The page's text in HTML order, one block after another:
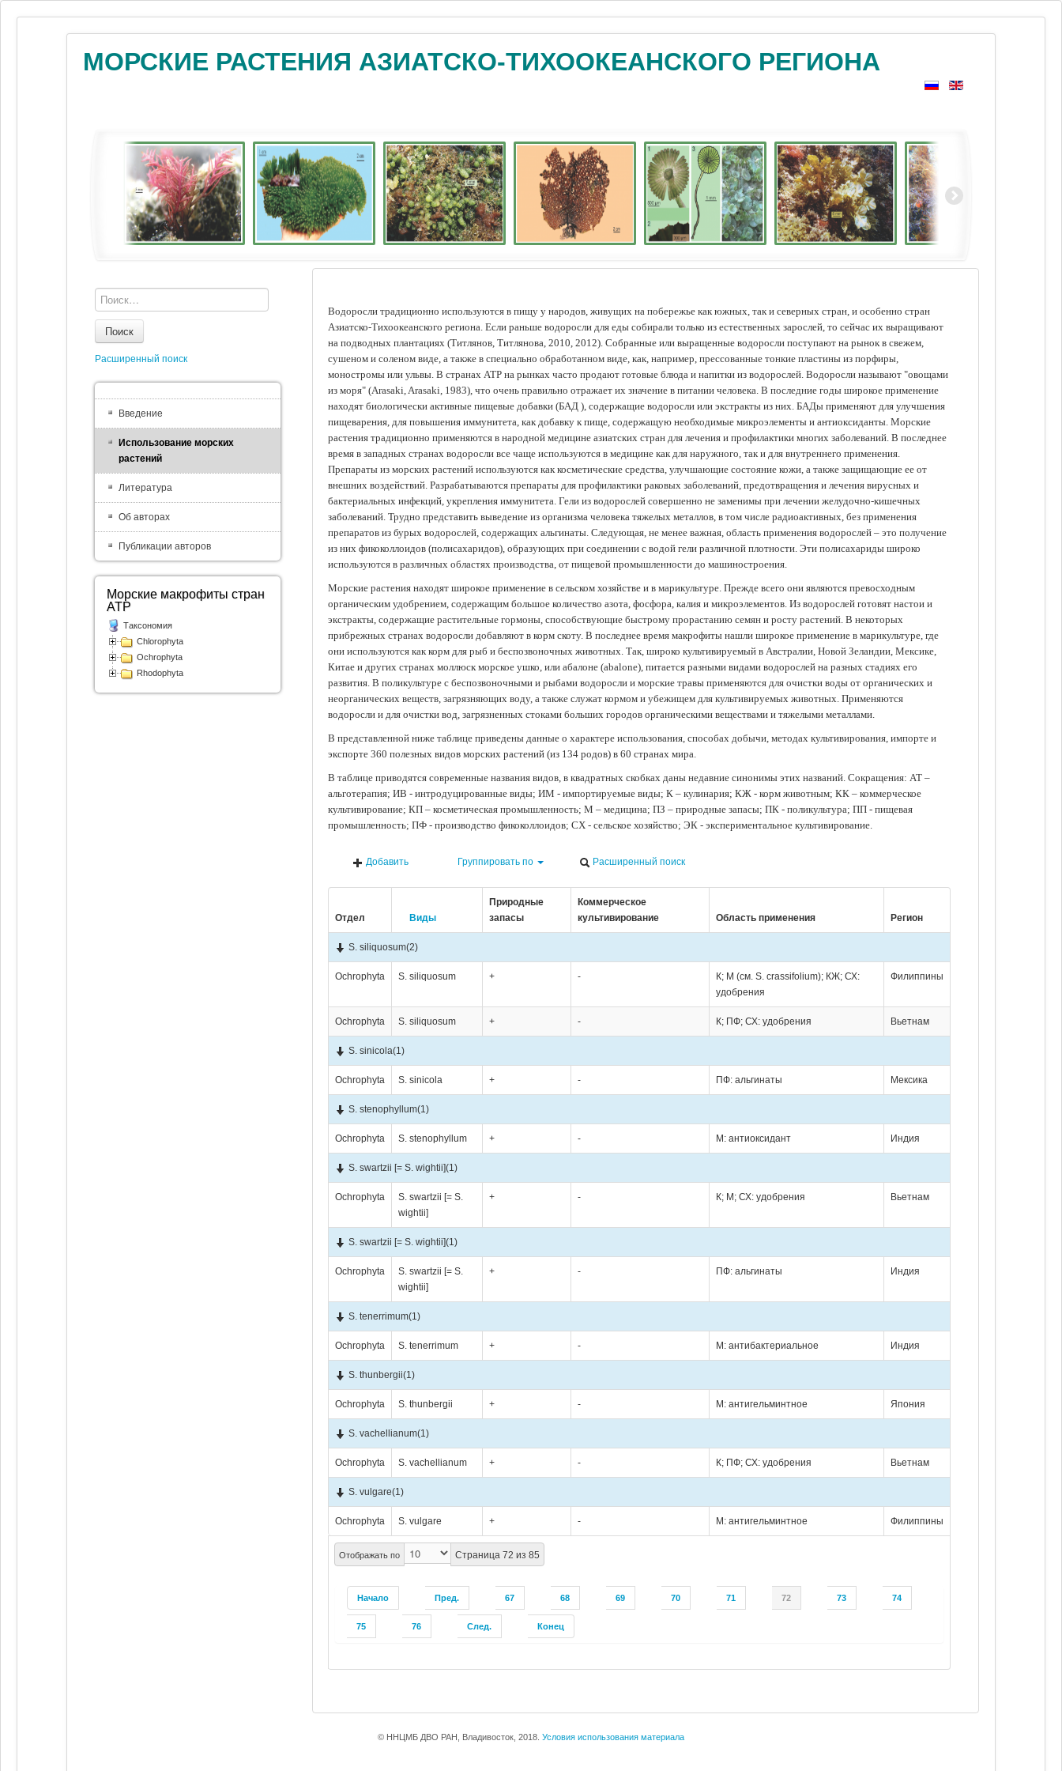
МОРСКИЕ РАСТЕНИЯ АЗИАТСКО-ТИХООКЕАНСКОГО РЕГИОНА
Водоросли традиционно используются в пищу у народов, живущих на побережье как южных, так и северных стран, и особенно стран
Азиатско-Тихоокеанского региона. Если раньше водоросли для еды собирали только из естественных зарослей, то сейчас их выращивают
на подводных плантациях (Tитлянов, Титлянова, 2010, 2012). Собранные или выращенные водоросли поступают на рынок в свежем,
сушеном и соленом виде, а также в специально обработанном виде, как, например, прессованные тонкие пластины из порфиры,
моностромы или ульвы. В странах АТР на рынках часто продают готовые блюда и напитки из водорослей. Водоросли называют "овощами
из моря" (Arasaki, Arasaki, 1983), что очень правильно отражает их значение в питании человека. В последние годы широкое применение
находят биологически активные пищевые добавки (БАД ), содержащие водоросли или экстракты из них. БАДы применяют для улучшения
пищеварения, для повышения иммунитета, как добавку к пище, содержащую необходимые микроэлементы и антиоксиданты. Морские
растения традиционно применяются в народной медицине азиатских стран для лечения и профилактики многих заболеваний. В последнее
время в западных странах водоросли все чаще используются в медицине как для наружного, так и для внутреннего применения.
Препараты из морских растений используются как косметические средства, улучшающие состояние кожи, а также защищающие ее от
внешних воздействий. Разрабатываются препараты для профилактики раковых заболеваний, предотвращения и лечения вирусных и
бактериальных инфекций, укрепления иммунитета. Гели из водорослей совершенно не заменимы при лечении желудочно-кишечных
заболеваний. Трудно представить выведение из организма человека тяжелых металлов, в том числе радиоактивных, без применения
препаратов из бурых водорослей, содержащих альгинаты. Следующая, не менее важная, область применения водорослей – это получение
из них фикоколлоидов (полисахаридов), образующих при соединении с водой гели различной плотности. Эти полисахариды широко
используются в различных областях производства, от пищевой промышленности до машиностроения.
Морские растения находят широкое применение в сельском хозяйстве и в марикультуре. Прежде всего они являются превосходным
органическим удобрением, содержащим большое количество азота, фосфора, калия и микроэлементов. Из водорослей готовят настои и
экстракты, содержащие растительные гормоны, способствующие быстрому прорастанию семян и росту растений. В некоторых
прибрежных странах водоросли добавляют в корм скоту. В последнее время макрофиты нашли широкое применение в марикультуре, где
они используются как корм для рыб и беспозвоночных животных. Так, широко культивируемый в Австралии, Новой Зеландии, Мексике,
Китае и других странах моллюск морское ушко, или абалоне (abalone), питается разными видами водорослей на разных стадиях его
развития. В поликультуре с беспозвоночными и рыбами водоросли и морские травы применяются для очистки воды от органических и
неорганических веществ, загрязняющих воду, а также служат кормом и убежищем для культивируемых животных. Применяются
водоросли и для очистки вод, загрязненных стоками больших городов органическими веществами и тяжелыми металлами.
В представленной ниже таблице приведены данные о характере использования, способах добычи, методах культивирования, импорте и
экспорте 360 полезных видов морских растений (из 134 родов) в 60 странах мира.
В таблице приводятся современные названия видов, в квадратных скобках даны недавние синонимы этих названий. Сокращения: АТ –
альготерапия; ИВ - интродуцированные виды; ИМ - импортируемые виды; К – кулинария; КЖ - корм животным; КК – коммерческое
культивирование; КП – косметическая промышленность; М – медицина; ПЗ – природные запасы; ПК - поликультура; ПП - пищевая
промышленность; ПФ - производство фикоколлоидов; СХ - сельское хозяйство; ЭК - экспериментальное культивирование.
Добавить Группировать по Расширенный поиск
Отдел Виды
Природные
запасы
Коммерческое
культивирование
Область применения Регион
Отображать по Страница 72 из 85
Начало Пред. 67 68 69 70 71 72 73 74
75 76 След. Конец
S. siliquosum(2)
Ochrophyta S. siliquosum + -
К; М (см. S. crassifolium); КЖ; СХ:
удобрения
Филиппины
Ochrophyta S. siliquosum + - К; ПФ; СХ: удобрения Вьетнам
S. sinicola(1)
Ochrophyta S. sinicola + - ПФ: альгинаты Мексика
S. stenophyllum(1)
Ochrophyta S. stenophyllum + - М: антиоксидант Индия
S. swartzii [= S. wightii](1)
Ochrophyta
S. swartzii [= S.
wightii]
+ - К; М; СХ: удобрения Вьетнам
S. swartzii [= S. wightii](1)
Ochrophyta
S. swartzii [= S.
wightii]
+ - ПФ: альгинаты Индия
S. tenerrimum(1)
Ochrophyta S. tenerrimum + - М: антибактериальное Индия
S. thunbergii(1)
Ochrophyta S. thunbergii + - М: антигельминтное Япония
S. vachellianum(1)
Ochrophyta S. vachellianum + - К; ПФ; СХ: удобрения Вьетнам
S. vulgare(1)
Ochrophyta S. vulgare + - М: антигельминтное Филиппины
Поиск
Расширенный поиск
Введение
Использование морских
растений
Литература
Об авторах
Публикации авторов
Морские макрофиты стран
АТР
Таксономия
Chlorophyta
Ochrophyta
Rhodophyta
© ННЦМБ ДВО РАН, Владивосток, 2018. Условия использования материала